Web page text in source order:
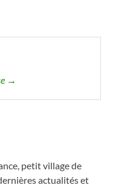
→
petit village de
actualités et